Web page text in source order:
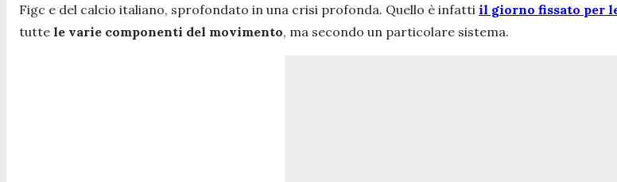
Figc e del calcio italiano, sprofondato in una crisi profonda. Quello è infatti il giorno fissato per
tutte le varie componenti del movimento, ma secondo un particolare sistema.